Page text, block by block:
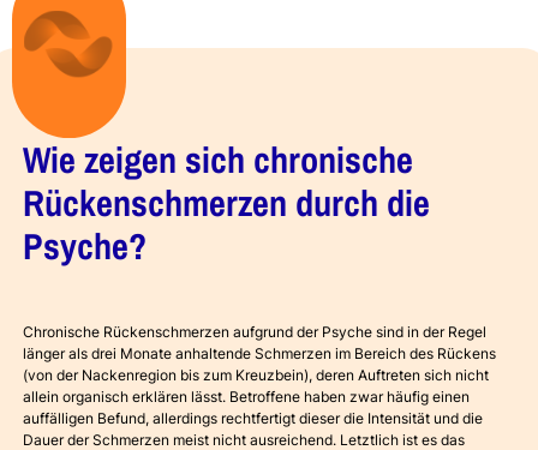
Wie zeigen sich chronische
Rückenschmerzen durch die
Psyche?
Chronische Rückenschmerzen aufgrund der Psyche sind in der Regel
länger als drei Monate anhaltende Schmerzen im Bereich des Rückens
(von der Nackenregion bis zum Kreuzbein), deren Auftreten sich nicht
allein organisch erklären lässt. Betroffene haben zwar häufig einen
auffälligen Befund, allerdings rechtfertigt dieser die Intensität und die
Dauer der Schmerzen meist nicht ausreichend. Letztlich ist es das